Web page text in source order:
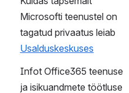
leidke abi artikkel.
Kuidas seada
automaatvastuseid
E-posti seadistamine
TalTech-i kirjade